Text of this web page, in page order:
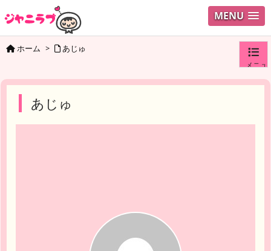
MENU
メニュ
ホーム > あじゅ
あじゅ